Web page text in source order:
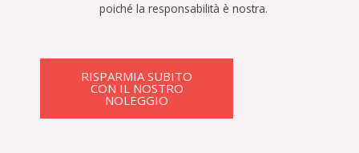
poiché la responsabilità è nostra.
RISPARMIA SUBITO
CON IL NOSTRO
NOLEGGIO